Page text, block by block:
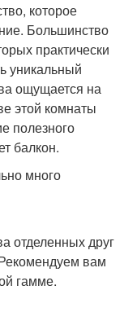
которое
Большинство
практически
уникальный
ощущается на
этой комнаты
полезного
балкон.
много
отделенных друг
вам
гамме.